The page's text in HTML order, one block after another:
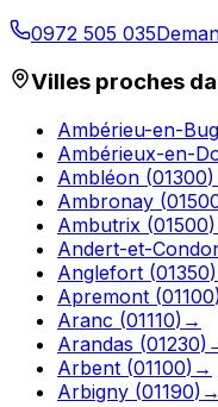
0972 505 035
Villes proches
Ambérieu-en-
Ambérieux-en-
Ambléon (01300)
Ambronay (
Ambutrix (01500)
Andert-et-
Anglefort (01350)
Apremont (01100
Aranc (01110) →
Arandas (01230)
Arbent (01100) →
Arbigny (01190) →